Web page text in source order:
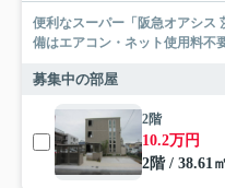
便利なスーパー「阪急オアシス
備はエアコン・ネット使用料不
募集中の部屋
2階
10.2万円
2階 / 38.61